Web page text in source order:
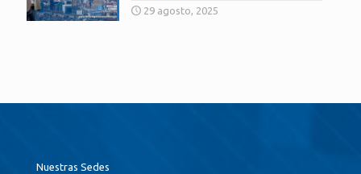
29 agosto, 2025
Nuestras Sedes